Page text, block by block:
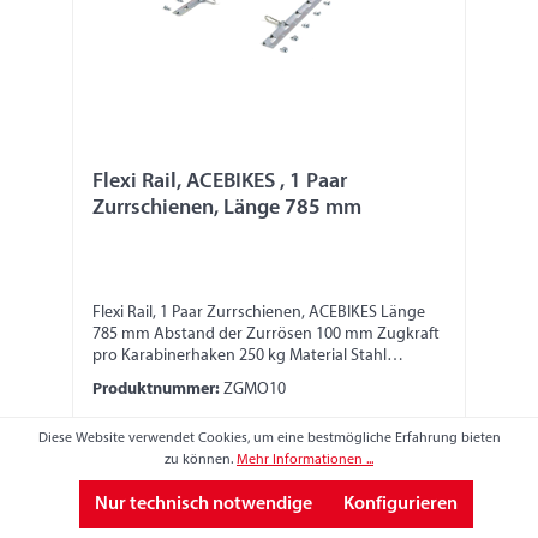
Flexi Rail, ACEBIKES , 1 Paar
Zurrschienen, Länge 785 mm
Flexi Rail, 1 Paar Zurrschienen, ACEBIKES Länge
785 mm Abstand der Zurrösen 100 mm Zugkraft
pro Karabinerhaken 250 kg Material Stahl
Befestigungsmaterial
Produktnummer: ZGMO10
53,53 €
Preise inkl. MwSt. zzgl. Versandkosten
In den Warenkorb
Diese Website verwendet Cookies, um eine bestmögliche Erfahrung bieten
zu können. Mehr Informationen ...
Nur technisch notwendige Konfigurieren